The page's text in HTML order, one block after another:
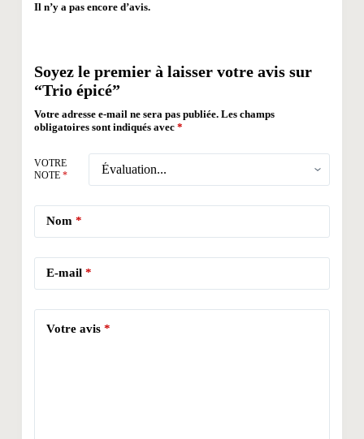
Il n’y a pas encore d’avis.
Soyez le premier à laisser votre avis sur
“Trio épicé”
Votre adresse e-mail ne sera pas publiée. Les champs
obligatoires sont indiqués avec *
VOTRE
NOTE *
Nom *
E-mail*
Votre avis *